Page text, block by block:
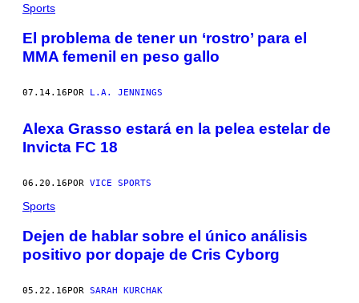
Sports
El problema de tener un ‘rostro’ para el
MMA femenil en peso gallo
07.14.16 POR L.A. JENNINGS
Alexa Grasso estará en la pelea estelar de
Invicta FC 18
06.20.16POR VICE SPORTS
Sports
Dejen de hablar sobre el único análisis
positivo por dopaje de Cris Cyborg
05.22.16 POR SARAH KURCHAK